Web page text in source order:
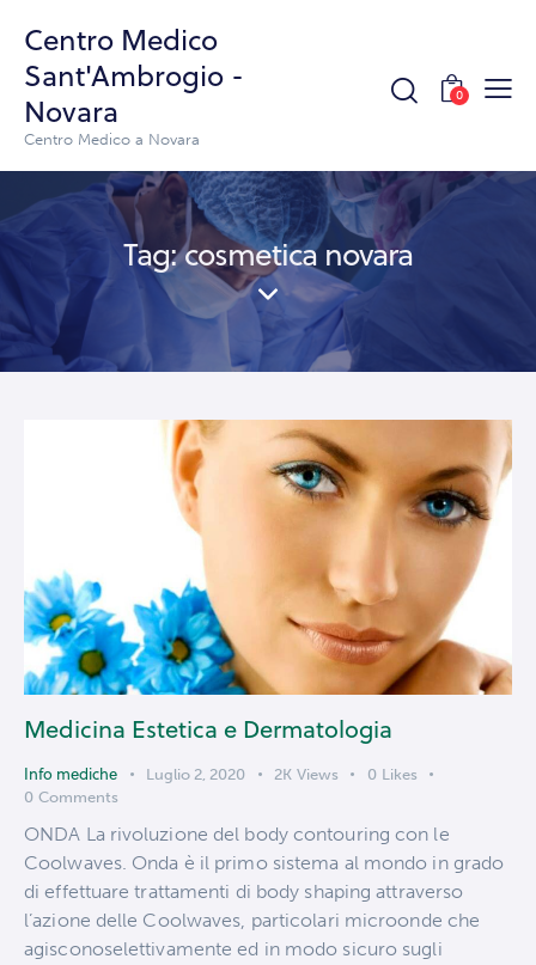
Centro Medico
Sant'Ambrogio -
Novara
Centro Medico a Novara
0
Tag: cosmetica novara
Medicina Estetica e Dermatologia
Info mediche Luglio 2, 2020 2K Views 0 Likes
0 Comments
ONDA La rivoluzione del body contouring con le
Coolwaves. Onda è il primo sistema al mondo in grado
di effettuare trattamenti di body shaping attraverso
l’azione delle Coolwaves, particolari microonde che
agisconoselettivamente ed in modo sicuro sugli